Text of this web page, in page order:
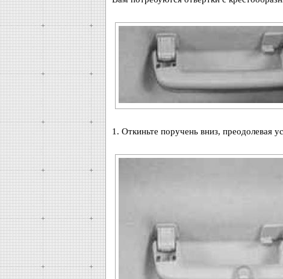
1. Откиньте поручень вниз, преодолевая